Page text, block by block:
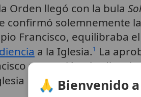
Orden llegó con la bula
confirmó solemnemente
Francisco, equilibraba
a la Iglesia.1 La
prometió
Romana» (Regla
🙏 Bienvenido